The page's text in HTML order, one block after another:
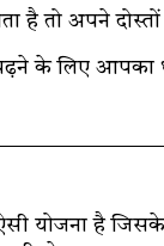
है तो अपने
के लिए आपका
योजना है जिसके